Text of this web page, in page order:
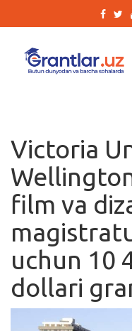
Ishlar
Kurslar
Blog
Yana
Victoria
film va
uchun 10
dollari